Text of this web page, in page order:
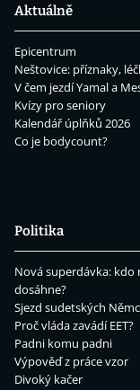
Aktuálně
Epicentrum
Neštovice: příznaky,
V čem jezdí Yamal a
Kvízy pro seniory
Kalendář úplňků 2026
Co je bodycount?
Politika
Nová superdávka: kdo
dosáhne?
Sjezd sudetských
Proč vláda zavádí EET?
Padni komu padni
Výpověď z práce vzor
Divoký kačer